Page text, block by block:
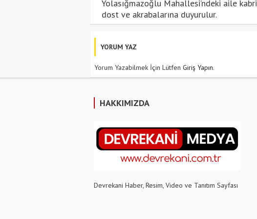
Yolasığmazoğlu Mahallesi’ndeki aile
dost ve akrabalarına duyurulur.
YORUM YAZ
Yorum Yazabilmek İçin Lütfen Giriş Yapın.
HAKKIMIZDA
Devrekani Haber, Resim, Video ve Tanıtım Sayfası